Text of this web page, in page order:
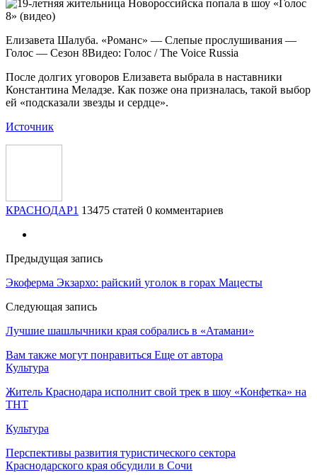
Елизавета Шалуба. «Романс» — Слепые прослушивания —
Голос — Сезон 8Видео: Голос / The Voice Russia
После долгих уговоров Елизавета выбрала в наставники
Константина Меладзе. Как позже она призналась, такой выбор
ей «подсказали звезды и сердце».
Источник
КРАСНОДАР1 13475 статей 0 комментариев
Предыдущая запись
Экоферма Экзархо: райский уголок в горах Мацесты
Следующая запись
Лучшие шашлычники края собрались в «Атамани»
Вам также могут понравиться Еще от автора
Культура
Житель Краснодара исполнит свой трек в шоу «Конфетка» на
ТНТ
Культура
Перспективы развития туристического сектора
Краснодарского края обсудили в Сочи